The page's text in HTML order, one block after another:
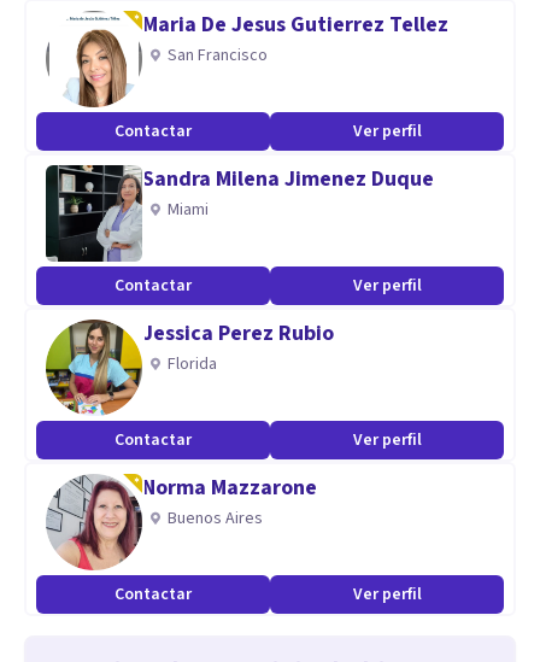
Maria De Jesus Gutierrez Tellez
San Francisco
Contactar Ver perfil
Sandra Milena Jimenez Duque
Miami
Contactar Ver perfil
Jessica Perez Rubio
Florida
Contactar Ver perfil
Norma Mazzarone
Buenos Aires
Contactar Ver perfil